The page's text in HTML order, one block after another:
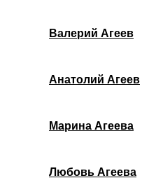
Валерий Агеев
Анатолий Агеев
Марина Агеева
Любовь Агеева